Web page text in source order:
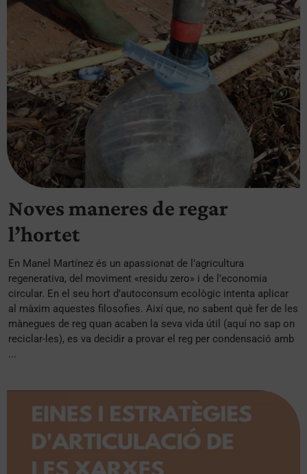
Noves maneres de regar
l’hortet
En Manel Martínez és un apassionat de l’agricultura
regenerativa, del moviment «residu zero» i de l’economia
circular. En el seu hort d’autoconsum ecològic intenta aplicar
al màxim aquestes filosofies. Així que, no sabent què fer de les
mànegues de reg quan acaben la seva vida útil (aquí no sap on
reciclar-les), es va decidir a provar el reg per condensació amb
...